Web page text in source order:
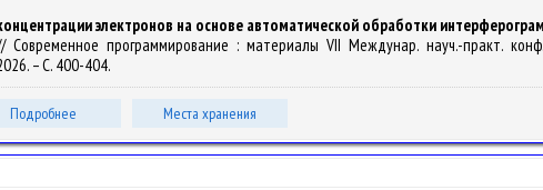
электронов на основе автоматической обработки
программирование : материалы VII Междунар. науч.-практ.
– С. 400-404.
Подробнее Места хранения